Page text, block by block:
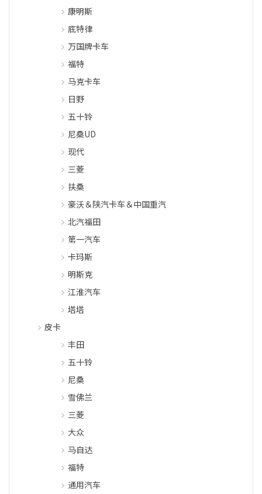
康明斯
底特律
万国牌卡车
福特
马克卡车
日野
五十铃
尼桑UD
现代
三菱
扶桑
豪沃＆陕汽卡车＆中国重汽
北汽福田
第一汽车
卡玛斯
明斯克
江淮汽车
塔塔
皮卡
丰田
五十铃
尼桑
雪佛兰
三菱
大众
马自达
福特
通用汽车